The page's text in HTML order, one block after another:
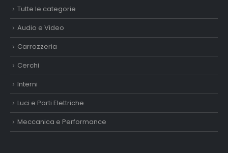
Tutte le categorie
Audio e Video
Carrozzeria
Cerchi
Interni
Luci e Parti Elettriche
Meccanica e Performance